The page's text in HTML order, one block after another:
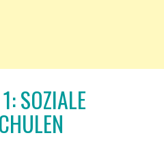
SOZIALE